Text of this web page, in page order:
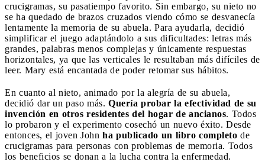
crucigramas, su pasatiempo favorito. Sin embargo, su nieto no
se ha quedado de brazos cruzados viendo cómo se desvanecía
lentamente la memoria de su abuela. Para ayudarla, decidió
simplificar el juego adaptándolo a sus dificultades: letras más
grandes, palabras menos complejas y únicamente respuestas
horizontales, ya que las verticales le resultaban más difíciles de
leer. Mary está encantada de poder retomar sus hábitos.
En cuanto al nieto, animado por la alegría de su abuela,
decidió dar un paso más. Quería probar la efectividad de su
invención en otros residentes del hogar de ancianos. Todos
lo probaron y el experimento cosechó un nuevo éxito. Desde
entonces, el joven John ha publicado un libro completo de
crucigramas para personas con problemas de memoria. Todos
los beneficios se donan a la lucha contra la enfermedad.